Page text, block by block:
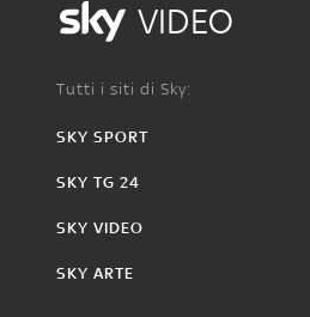
VIDEO
Tutti i siti di Sky:
SKY SPORT
SKY TG 24
SKY VIDEO
SKY ARTE